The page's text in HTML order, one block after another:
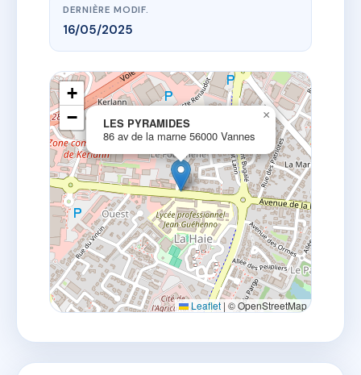
DERNIÈRE MODIF.
16/05/2025
LES PYRAMIDES
86 av de la marne 56000 Vannes
×
+
−
Leaflet | © OpenStreetMap